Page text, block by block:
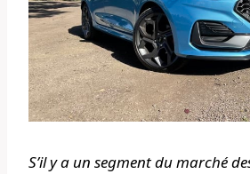
S’il y a un segment du marché